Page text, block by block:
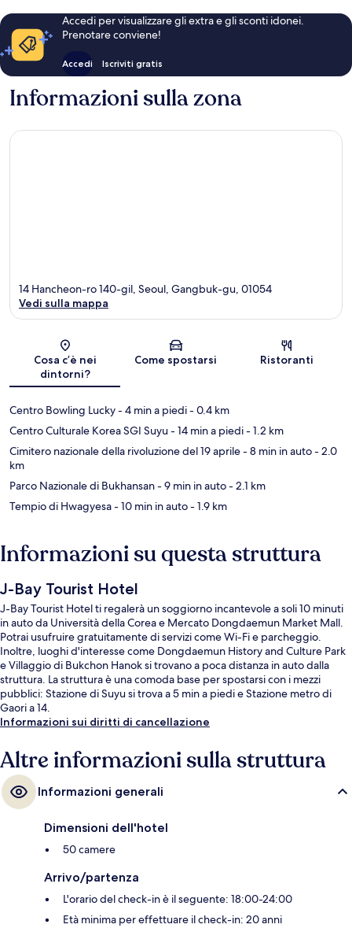
Accedi per visualizzare gli extra e gli sconti idonei.
Prenotare conviene!
Accedi Iscriviti gratis
Informazioni sulla zona
Mappa
14 Hancheon-ro 140-gil, Seoul, Gangbuk-gu, 01054
Vedi sulla mappa
Cosa c’è nei
dintorni?
Come spostarsi Ristoranti
Centro Bowling Lucky- 4 min a piedi- 0.4 km
Centro Culturale Korea SGI Suyu- 14 min a piedi- 1.2 km
Cimitero nazionale della rivoluzione del 19 aprile- 8 min in auto- 2.0
km
Parco Nazionale di Bukhansan- 9 min in auto- 2.1 km
Tempio di Hwagyesa- 10 min in auto- 1.9 km
Informazioni su questa struttura
J-Bay Tourist Hotel
J-Bay Tourist Hotel ti regalerà un soggiorno incantevole a soli 10 minuti
in auto da Università della Corea e Mercato Dongdaemun Market Mall.
Potrai usufruire gratuitamente di servizi come Wi-Fi e parcheggio.
Inoltre, luoghi d'interesse come Dongdaemun History and Culture Park
e Villaggio di Bukchon Hanok si trovano a poca distanza in auto dalla
struttura. La struttura è una comoda base per spostarsi con i mezzi
pubblici: Stazione di Suyu si trova a 5 min a piedi e Stazione metro di
Gaori a 14.
Informazioni sui diritti di cancellazione
Altre informazioni sulla struttura
Informazioni generali
Dimensioni dell'hotel
50 camere
Arrivo/partenza
L'orario del check-in è il seguente: 18:00-24:00
Età minima per effettuare il check-in: 20 anni